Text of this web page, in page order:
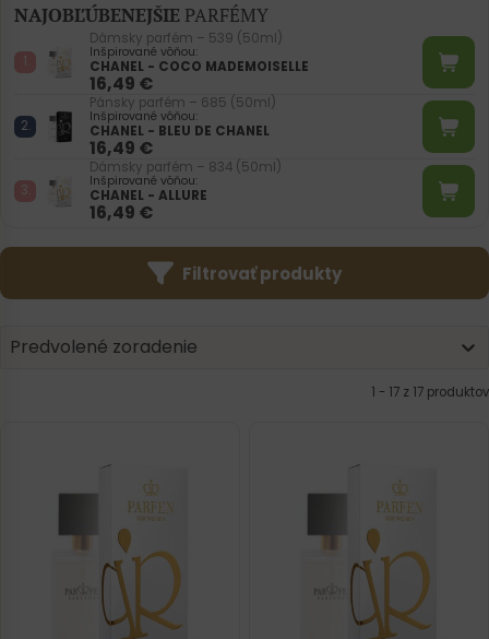
NAJOBĽÚBENEJŠIEPARFÉMY
Dámsky parfém – 539 (50ml)
Inšpirované vôňou:
CHANEL - COCO MADEMOISELLE
16,49 €
Pánsky parfém – 685 (50ml)
Inšpirované vôňou:
CHANEL - BLEU DE CHANEL
16,49 €
Dámsky parfém – 834 (50ml)
Inšpirované vôňou:
CHANEL - ALLURE
16,49 €
Filtrovať produkty
Product | Sorting
Sort content
Predvolené zoradenie
Sort content
1 - 17 z 17 produktov